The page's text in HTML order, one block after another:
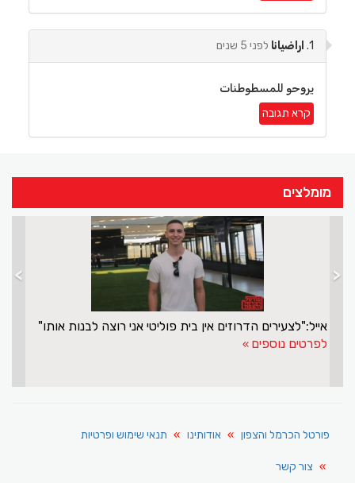
اراضياناלפני 5 שנים
يروحو للمسطوطنات
קרא תגובה
מומלצים
אייל:"לצעירים הדרוזים אין בית פוליטי אני רוצה לבנות אותו"
לפרטים נוספים
> <
פורטל הכרמל והצפון אודותינו תנאי שימוש ופרטיות
צור קשר